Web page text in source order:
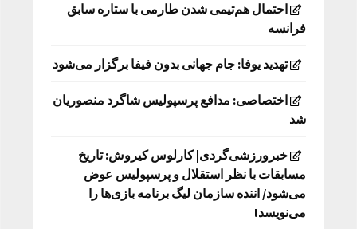
احتمال هم‌تیمی شدن طارمی با ستاره سابق
فرانسه
تهدید یوفا: جام جهانی بدون فیفا برگزار می‌شود
اختصاصی: مدافع پرسپولیس شاگرد منصوریان
شد
خبرورزشی‌گردی| کارلوس کیروش: تاریخ
مسابقات با نظر استقلال و پرسپولیس عوض
می‌شود/ اننده سازمان لیگ برنامه بازی‌ها را
می‌نویسد!